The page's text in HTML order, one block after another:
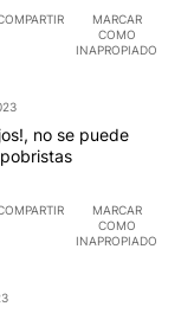
MARCAR
COMO
INAPROPIADO
no se puede
MARCAR
COMO
INAPROPIADO